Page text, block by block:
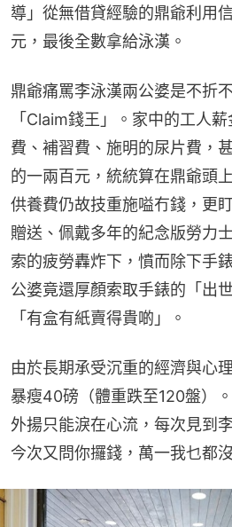
導」從無借貸經驗的鼎爺利用
元，最後全數拿給泳漢。
鼎爺痛罵李泳漢兩公婆是不折
「Claim錢王」。家中的工人
費、補習費、施明的尿片費，
的一兩百元，統統算在鼎爺頭
供養費仍故技重施嗌冇錢，更
贈送、佩戴多年的紀念版勞力
索的疲勞轟炸下，憤而除下手
公婆竟還厚顏索取手錶的「出
「有盒有紙賣得貴啲」。
由於長期承受沉重的經濟與心
暴瘦40磅（體重跌至120盤）
外揚只能淚在心流，每次見到
今次又問你攞錢，萬一我乜都